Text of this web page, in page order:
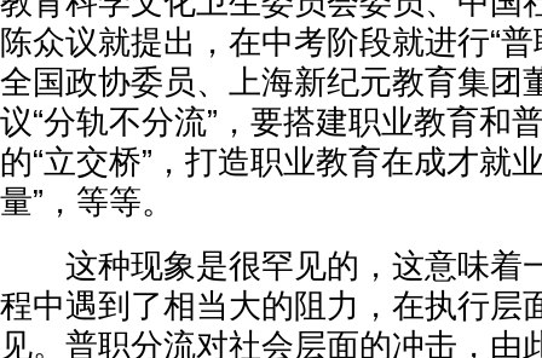
陈众议就提出，在中考阶段就进行“
全国政协委员、上海新纪元教育集团
议“分轨不分流”，要搭建职业教育和
的“立交桥”，打造职业教育在成才就
量”，等等。
这种现象是很罕见的，这意味着
程中遇到了相当大的阻力，在执行层
见。普职分流对社会层面的冲击，由